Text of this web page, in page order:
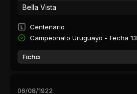
Bella Vista
Centenario
Campeonato Uruguayo - Fecha 13
Ficha
06/08/1922